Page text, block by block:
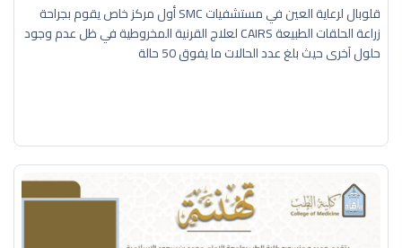
قلوبال لرعاية العين في مستشفيات SMC أول مركز خاص يقوم بجراحة
زراعة الحلقات الطبيعة CAIRS لعلاج القرنية المخروطية في ظل عدم وجود
حلول آخرى حيث بلغ عدد الحالات ما يفوق 50 حالة